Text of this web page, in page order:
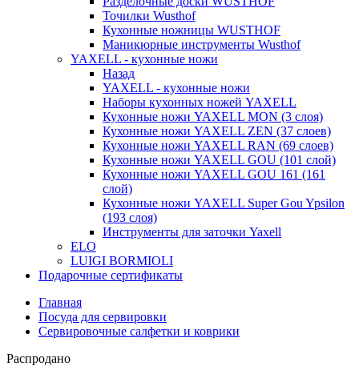
Точилки Wusthof
Кухонные ножницы WUSTHOF
Маникюрные инструменты Wusthof
YAXELL - кухонные ножи
Назад
YAXELL - кухонные ножи
Наборы кухонных ножей YAXELL
Кухонные ножи YAXELL MON (3 слоя)
Кухонные ножи YAXELL ZEN (37 слоев)
Кухонные ножи YAXELL RAN (69 слоев)
Кухонные ножи YAXELL GOU (101 слой)
Кухонные ножи YAXELL GOU 161 (161
слой)
Кухонные ножи YAXELL Super Gou Ypsilon
(193 слоя)
Инструменты для заточки Yaxell
ELO
LUIGI BORMIOLI
Подарочные сертификаты
Главная
Посуда для сервировки
Сервировочные салфетки и коврики
Распродано